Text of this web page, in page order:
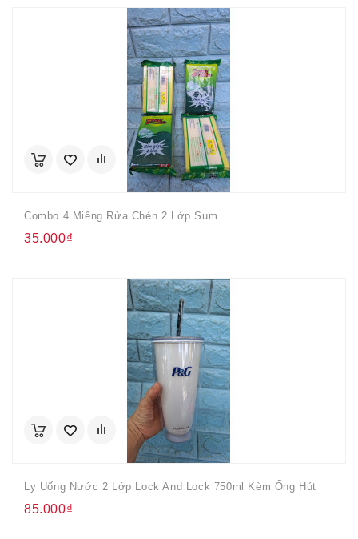
Combo 4 Miếng Rửa Chén 2 Lớp Sum
35.000₫
Ly Uống Nước 2 Lớp Lock And Lock 750ml Kèm Ống Hút
85.000₫